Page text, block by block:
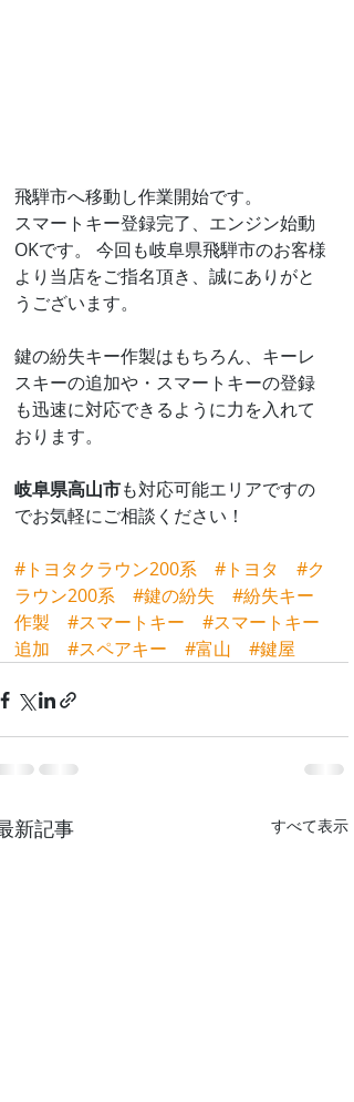
飛騨市へ移動し作業開始です。
スマートキー登録完了、エンジン始動
OKです。 今回も岐阜県飛騨市のお客様
より当店をご指名頂き、誠にありがと
うございます。
鍵の紛失キー作製はもちろん、キーレ
スキーの追加や・スマートキーの登録
も迅速に対応できるように力を入れて
おります。
岐阜県高山市も対応可能エリアですの
でお気軽にご相談ください！
#トヨタクラウン200系 #トヨタ
#ク
ラウン200系
#鍵の紛失
#紛失キー
作製
#スマートキー
#スマートキー
追加
#スペアキー #富山 #鍵屋
新記事 すべて表示